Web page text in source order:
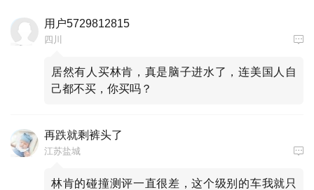
用户5729812815
四川
居然有人买林肯，真是脑子进水了，连美国人自
己都不买，你买吗？
再跌就剩裤头了
江苏盐城
林肯的碰撞测评一直很差，这个级别的车我就只